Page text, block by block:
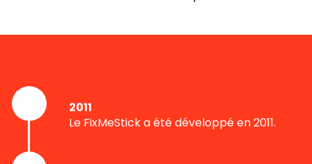
2011
Le FixMeStick a été développé en 2011.